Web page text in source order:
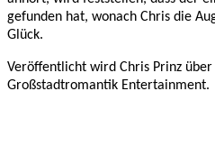
gefunden hat, wonach Chris die
Glück.
Veröffentlicht wird Chris Prinz über
Großstadtromantik Entertainment.